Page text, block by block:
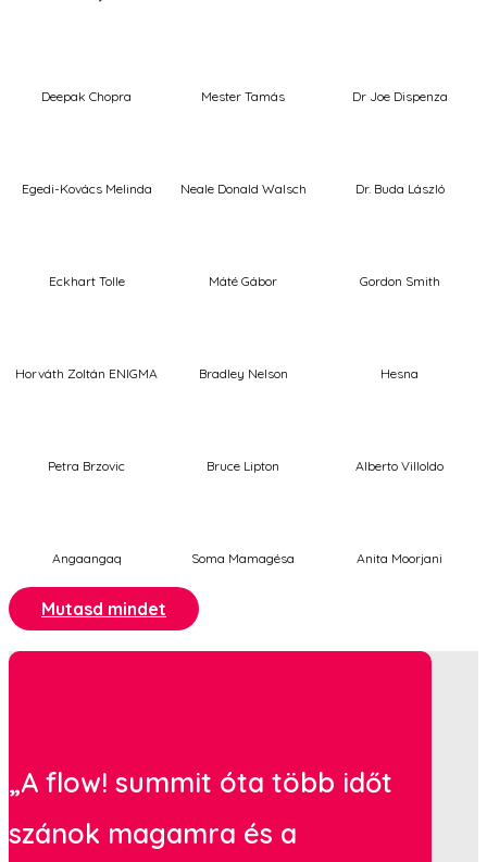
Deepak Chopra Mester Tamás Dr Joe Dispenza
Egedi-Kovács Melinda Neale Donald Walsch Dr. Buda László
Eckhart Tolle Máté Gábor Gordon Smith
Horváth Zoltán ENIGMA Bradley Nelson Hesna
Petra Brzovic Bruce Lipton Alberto Villoldo
Angaangaq Soma Mamagésa Anita Moorjani
Mutasd mindet
„A flow! summit óta több időt
szánok magamra és a